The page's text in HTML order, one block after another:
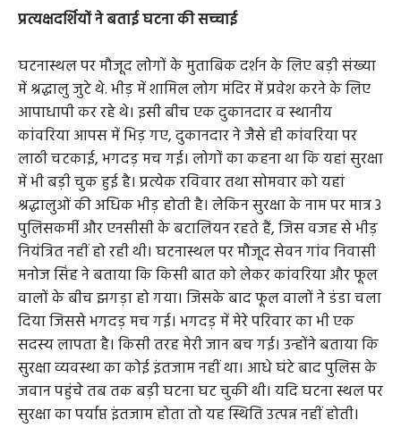
प्रत्यक्षदर्शियों ने बताई घटना की सच्चाई
घटनास्थल पर मौजूद लोगों के मुताबिक दर्शन के लिए बड़ी संख्या
में श्रद्धालु जुटे थे. भीड़ में शामिल लोग मंदिर में प्रवेश करने के लिए
आपाधापी कर रहे थे। इसी बीच एक दुकानदार व स्थानीय
कांवरिया आपस में भिड़ गए, दुकानदार ने जैसे ही कांवरिया पर
लाठी चटकाई, भगदड़ मच गई। लोगों का कहना था कि यहां सुरक्षा
में भी बड़ी चुक हुई है। प्रत्येक रविवार तथा सोमवार को यहां
श्रद्धालुओं की अधिक भीड़ होती है। लेकिन सुरक्षा के नाम पर मात्र 3
पुलिसकर्मी और एनसीसी के बटालियन रहते हैं, जिस वजह से भीड़
नियंत्रित नहीं हो रही थी। घटनास्थल पर मौजूद सेवन गांव निवासी
मनोज सिंह ने बताया कि किसी बात को लेकर कांवरिया और फूल
वालों के बीच झगड़ा हो गया। जिसके बाद फूल वालों ने डंडा चला
दिया जिससे भगदड़ मच गई। भगदड़ में मेरे परिवार का भी एक
सदस्य लापता है। किसी तरह मेरी जान बच गई। उन्होंने बताया कि
सुरक्षा व्यवस्था का कोई इंतजाम नहीं था। आधे घंटे बाद पुलिस के
जवान पहुंचे तब तक बड़ी घटना घट चुकी थी। यदि घटना स्थल पर
सुरक्षा का पर्याप्त इंतजाम होता तो यह स्थिति उत्पन्न नहीं होती।